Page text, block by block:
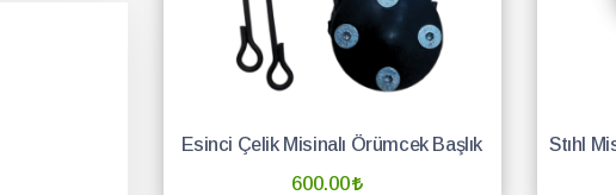
Esinci Çelik Misinalı Örümcek Başlık
600.00